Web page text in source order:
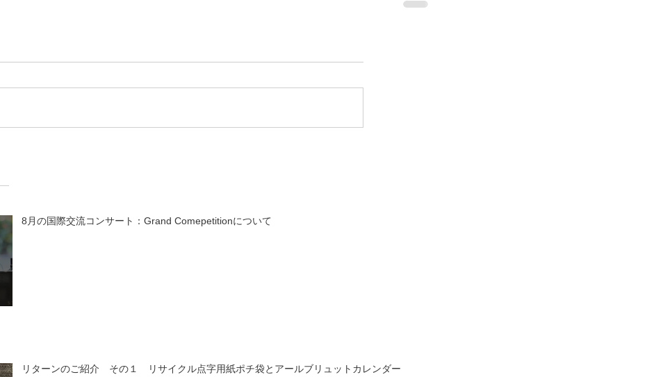
8月の国際交流コンサート：Grand Comepetitionについて
リターンのご紹介 その１ リサイクル点字用紙ポチ袋とアールブリュットカレンダー